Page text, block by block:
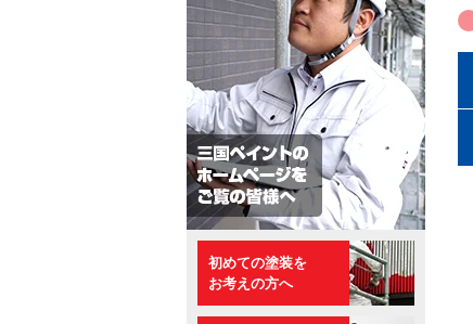
初めての塗装を
お考えの方へ